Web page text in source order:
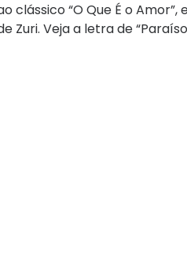
clássico “O Que É o
Zuri. Veja a letra de